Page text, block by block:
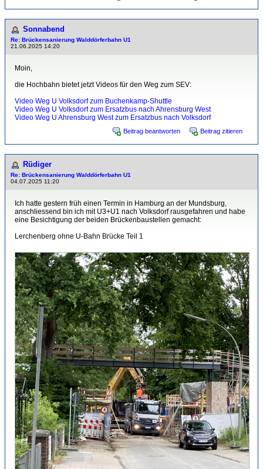
Sonnabend
Re: Brückensanierung Walddörferbahn U1
21.06.2025 14:20
Moin,
die Hochbahn bietet jetzt Videos für den Weg zum SEV:
Video Weg U Volksdorf zum Buchenkamp-Shuttle
Video Weg U Volksdorf zum Ersatzbus nach Ahrensburg West
Video Weg U Ahrensburg West zum Ersatzbus nach Volksdorf
Beitrag beantworten Beitrag zitieren
Rüdiger
Re: Brückensanierung Walddörferbahn U1
04.07.2025 11:20
Ich hatte gestern früh einen Termin in Hamburg an der Mundsburg,
anschliessend bin ich mit U3+U1 nach Volksdorf rausgefahren und habe
eine Besichtigung der beiden Brückenbaustellen gemacht:
Lerchenberg ohne U-Bahn Brücke Teil 1